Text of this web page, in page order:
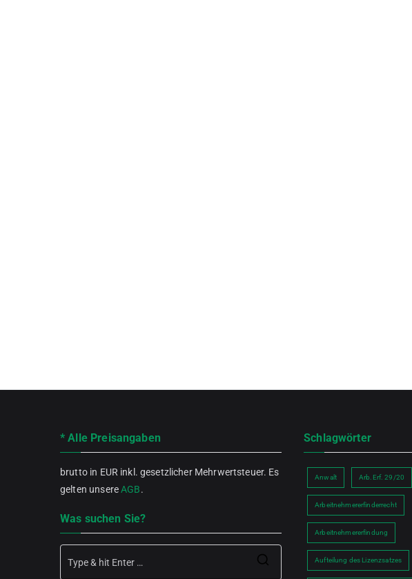
* Alle Preisangaben
brutto in EUR inkl. gesetzlicher Mehrwertsteuer. Es
gelten unsereAGB.
Was suchen Sie?
Search
Schlagwörter
Anwalt Arb.Erf. 29/20
Arbeitnehmererfinderrecht
Arbeitnehmererfindung
Aufteilung des Lizenzsatzes